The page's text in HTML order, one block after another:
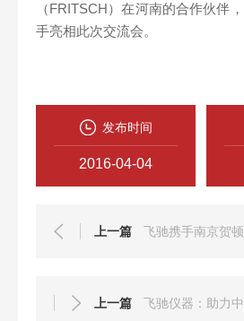
（FRITSCH）在河南的合作伙伴
手亮相此次交流会。
发布时间
2016-04-04
上一篇
上一篇 飞驰仪器：助力